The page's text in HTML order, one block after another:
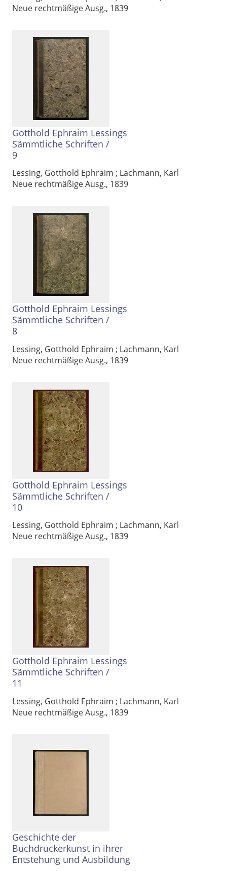
Neue rechtmäßige Ausg., 1839
Gotthold Ephraim Lessings
Sämmtliche Schriften /
9
Lessing, Gotthold Ephraim ; Lachmann, Karl
Neue rechtmäßige Ausg., 1839
Gotthold Ephraim Lessings
Sämmtliche Schriften /
8
Lessing, Gotthold Ephraim ; Lachmann, Karl
Neue rechtmäßige Ausg., 1839
Gotthold Ephraim Lessings
Sämmtliche Schriften /
10
Lessing, Gotthold Ephraim ; Lachmann, Karl
Neue rechtmäßige Ausg., 1839
Gotthold Ephraim Lessings
Sämmtliche Schriften /
11
Lessing, Gotthold Ephraim ; Lachmann, Karl
Neue rechtmäßige Ausg., 1839
Geschichte der
Buchdruckerkunst in ihrer
Entstehung und Ausbildung